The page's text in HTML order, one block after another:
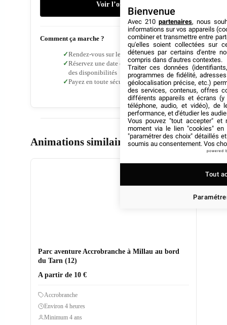
Voir l’offre
Comment ça marche ?
Rendez-vous sur le site de notre partenaire
Réservez une date et un horaire en fonction
des disponibilités
Payez en toute sécuritésans aucun frais
Animations similaires
Parc aventure Accrobranche à Millau au bord
du Tarn (12)
A partir de 10 €
Accrobranche
Environ 4 heures
Minimum 4 ans
Bienvenue
Avec 210 partenaires, nous
informations sur vos appareils
combiner et transmettre entre
qu'elles soient collectées sur
détenues par certains d'entre
compris dans d'autres contextes.
Traiter ces données
programmes de fidélité,
géolocalisation précise, etc.)
des services, contenus, offres
différents appareils et écrans (y
téléphone, audio, et vidéo), de
performance, et d'étudier les
Vous pouvez "tout accepter" et
moment via le lien "cookies" en
"paramétrer des choix" détaillés
soumis au consentement. Vos
powered
Tout